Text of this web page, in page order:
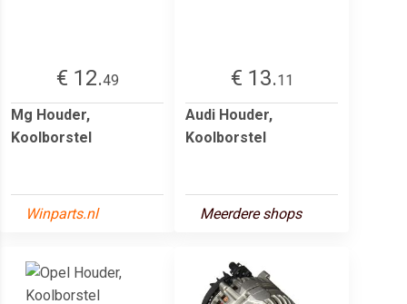
€ 12.49
Mg Houder,
Koolborstel
Winparts.nl
€ 13.11
Audi Houder,
Koolborstel
Meerdere shops